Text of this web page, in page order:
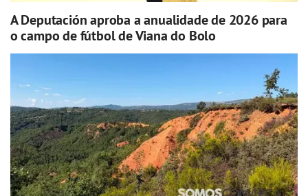
A Deputación aproba a anualidade de 2026 para
o campo de fútbol de Viana do Bolo